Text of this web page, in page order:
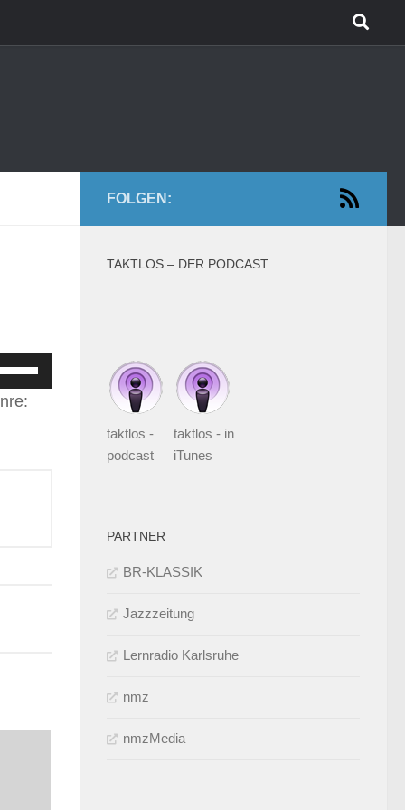
Runter
FOLGEN:
TAKTLOS – DER PODCAST
taktlos -
podcast
taktlos - in
iTunes
PARTNER
BR-KLASSIK
Jazzzeitung
Lernradio Karlsruhe
nmz
nmzMedia